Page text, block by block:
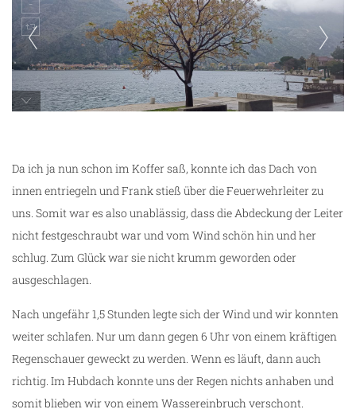
Da ich ja nun schon im Koffer saß, konnte ich das Dach von
innen entriegeln und Frank stieß über die Feuerwehrleiter zu
uns. Somit war es also unablässig, dass die Abdeckung der Leiter
nicht festgeschraubt war und vom Wind schön hin und her
schlug. Zum Glück war sie nicht krumm geworden oder
ausgeschlagen.
Nach ungefähr 1,5 Stunden legte sich der Wind und wir konnten
weiter schlafen. Nur um dann gegen 6 Uhr von einem kräftigen
Regenschauer geweckt zu werden. Wenn es läuft, dann auch
richtig. Im Hubdach konnte uns der Regen nichts anhaben und
somit blieben wir von einem Wassereinbruch verschont.